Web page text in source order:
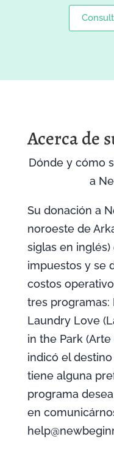
Acerca de
Dónde y cómo
a
Su donación a
noroeste de
siglas en
impuestos y se
costos
tres programas:
Laundry Love
in the Park
indicó el
tiene alguna
programa
en